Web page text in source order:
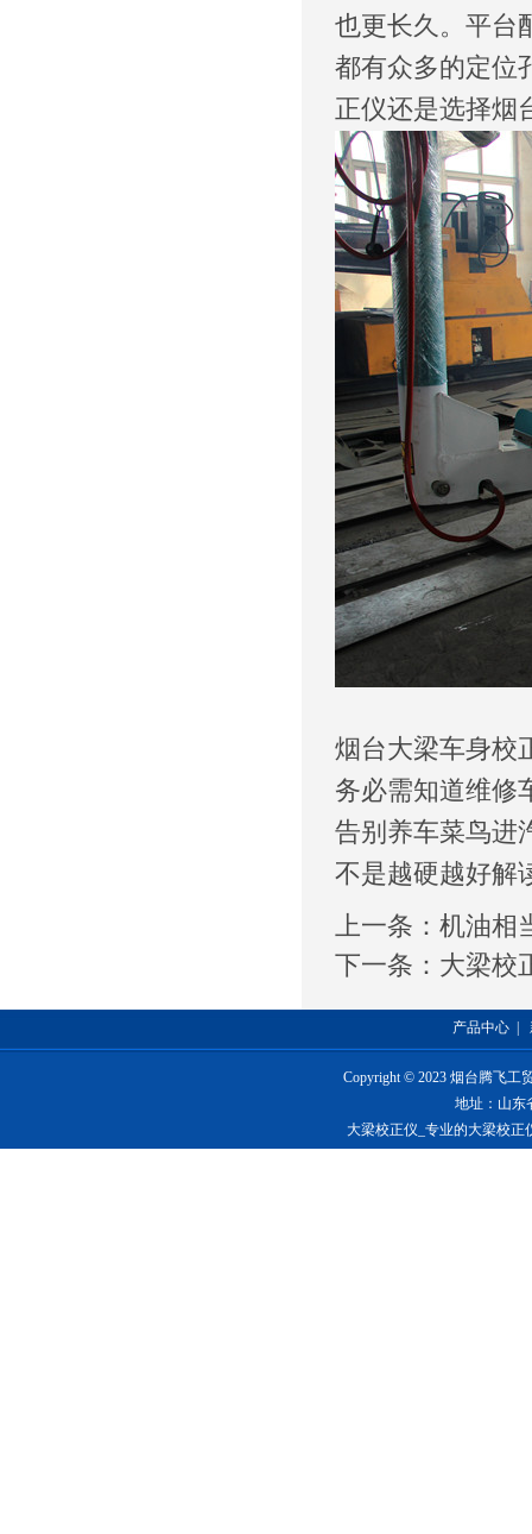
也更长久。平台
都有众多的定位
正仪还是选择烟
烟台大梁车身校
务必需知道维修
告别养车菜鸟进
不是越硬越好解
上一条： 机油相
下一条： 大梁校
产品中心
Copyright © 2023 烟台腾飞工
地址：山东
大梁校正仪_专业的大梁校